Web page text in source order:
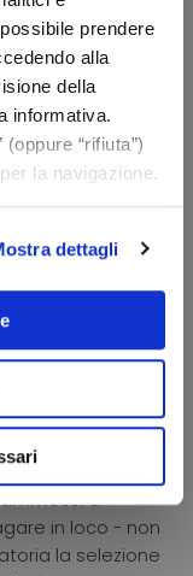
prendere
alla
della
informativa.
“rifiuta”)
la navigazione.
dettagli
A pagamento:
in loco),
in loco).
benessere
asciugacapelli,
cassaforte e
a
in loco - non
la selezione